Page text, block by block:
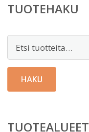
TUOTEHAKU
HAKU
TUOTEALUEET